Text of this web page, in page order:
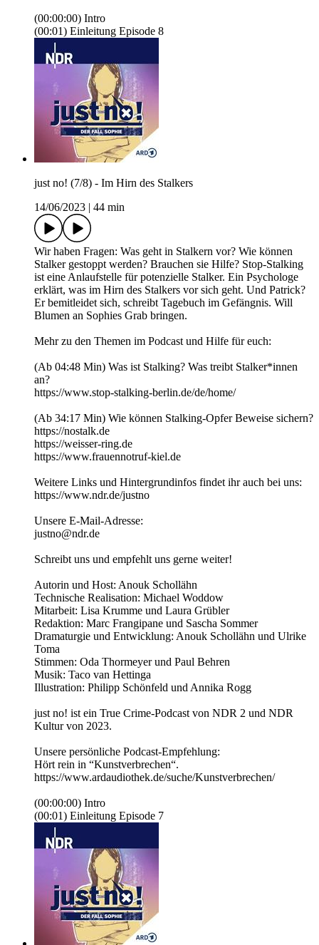
(00:00:00) Intro
(00:01) Einleitung Episode 8
just no! (7/8) - Im Hirn des Stalkers
14/06/2023
44 min
Wir haben Fragen: Was geht in Stalkern vor? Wie können
Stalker gestoppt werden? Brauchen sie Hilfe? Stop-Stalking
ist eine Anlaufstelle für potenzielle Stalker. Ein Psychologe
erklärt, was im Hirn des Stalkers vor sich geht. Und Patrick?
Er bemitleidet sich, schreibt Tagebuch im Gefängnis. Will
Blumen an Sophies Grab bringen.
Mehr zu den Themen im Podcast und Hilfe für euch:
(Ab 04:48 Min) Was ist Stalking? Was treibt Stalker*innen
an?
https://www.stop-stalking-berlin.de/de/home/
(Ab 34:17 Min) Wie können Stalking-Opfer Beweise sichern?
https://nostalk.de
https://weisser-ring.de
https://www.frauennotruf-kiel.de
Weitere Links und Hintergrundinfos findet ihr auch bei uns:
https://www.ndr.de/justno
Unsere E-Mail-Adresse:
justno@ndr.de
Schreibt uns und empfehlt uns gerne weiter!
Autorin und Host: Anouk Schollähn
Technische Realisation: Michael Woddow
Mitarbeit: Lisa Krumme und Laura Grübler
Redaktion: Marc Frangipane und Sascha Sommer
Dramaturgie und Entwicklung: Anouk Schollähn und Ulrike
Toma
Stimmen: Oda Thormeyer und Paul Behren
Musik: Taco van Hettinga
Illustration: Philipp Schönfeld und Annika Rogg
just no! ist ein True Crime-Podcast von NDR 2 und NDR
Kultur von 2023.
Unsere persönliche Podcast-Empfehlung:
Hört rein in “Kunstverbrechen“.
https://www.ardaudiothek.de/suche/Kunstverbrechen/
(00:00:00) Intro
(00:01) Einleitung Episode 7